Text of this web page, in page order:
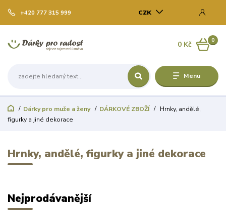
Menu
CZK
+420 777 315 999
0
0 Kč
Dárky pro muže a ženy DÁRKOVÉ ZBOŽÍ
Hrnky, andělé,
figurky a jiné dekorace
Hrnky, andělé, figurky a jiné dekorace
Nejprodávanější